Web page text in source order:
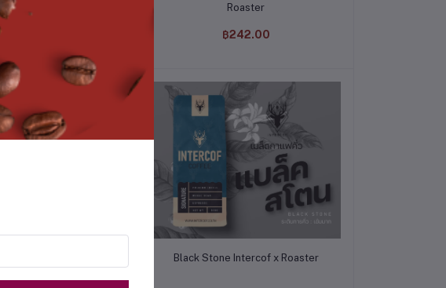
Roaster
฿242.00
หยิบใส่ตะกร้า
Black Stone Intercof x Roaster